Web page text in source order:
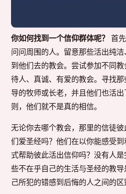
你如何找到一个信仰群体呢？
首
问问周围的人。留意那些活出纯
到他们去的教会。尝试参加不同
待人、真诚、有爱的教会。寻找
导的牧师或长老，并且他们也活
则，他们就不是真的相信。
无论你去哪个教会，那里的信徒
们爱圣经吗？他们在以你能感受
式帮助彼此活出信仰吗？没有人
些不在乎自己的生活与圣经的教
己所犯的错感到后悔的人之间的区